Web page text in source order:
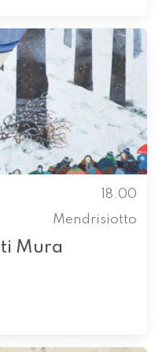
18.00
Mendrisiotto
Mura